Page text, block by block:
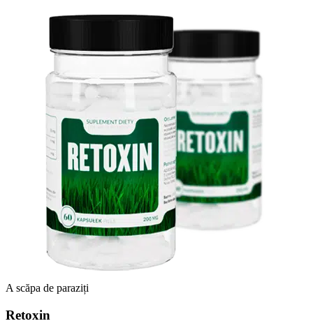
A scăpa de paraziți
Retoxin